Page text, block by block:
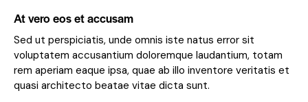
At vero eos et accusam
Sed ut perspiciatis, unde omnis iste natus error sit
voluptatem accusantium doloremque laudantium, totam
rem aperiam eaque ipsa, quae ab illo inventore veritatis et
quasi architecto beatae vitae dicta sunt.